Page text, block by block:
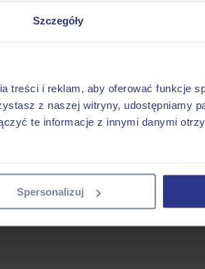
Szczegóły
treści i reklam, aby oferować funkcje
z naszej witryny, udostępniamy
te informacje z innymi danymi
Spersonalizuj